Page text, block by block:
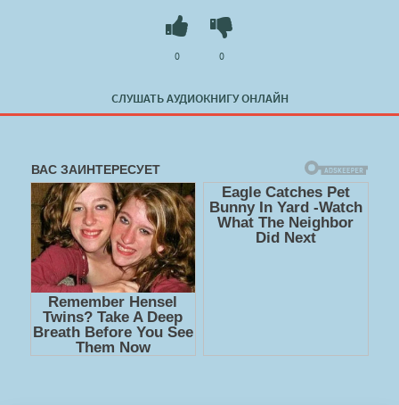
СЛУШАТЬ АУДИОКНИГУ ОНЛАЙН
0 0